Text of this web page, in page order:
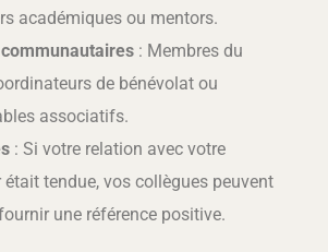
académiques ou mentors.
: Membres du
de bénévolat ou
associatifs.
: Si votre relation avec votre
était tendue, vos collègues peuvent
une référence positive.